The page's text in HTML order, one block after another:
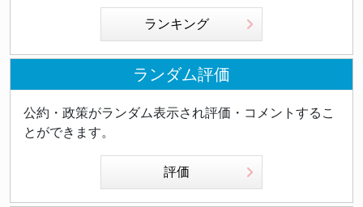
ランキング
ランダム評価
公約・政策がランダム表示され評価・コメントするこ
とができます。
評価